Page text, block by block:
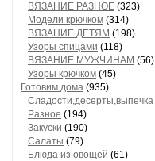
ВЯЗАНИЕ РАЗНОЕ (323)
Модели крючком (314)
ВЯЗАНИЕ ДЕТЯМ (198)
Узоры спицами (118)
ВЯЗАНИЕ МУЖЧИНАМ (56)
Узоры крючком (45)
Готовим дома (935)
Сладости,десерты,выпечка
Разное (194)
Закуски (190)
Салаты (79)
Блюда из овощей (61)